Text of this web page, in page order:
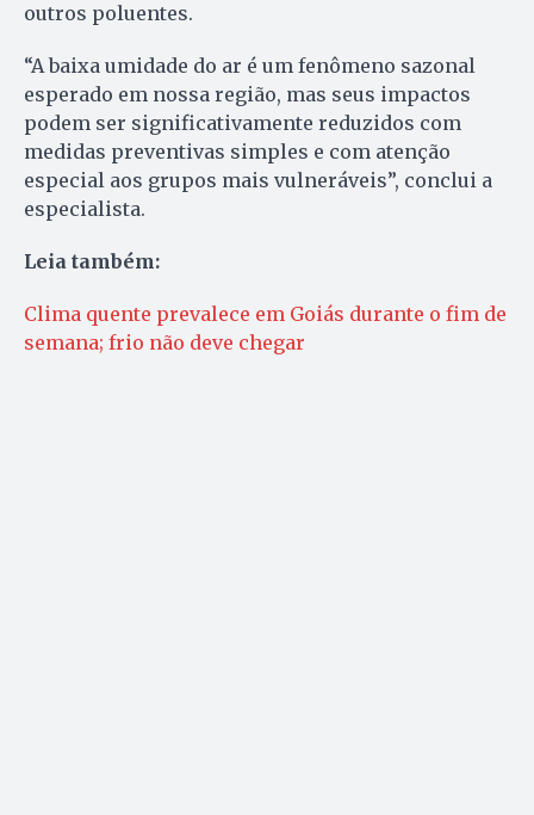
outros poluentes.
“A baixa umidade do ar é um fenômeno sazonal
esperado em nossa região, mas seus impactos
podem ser significativamente reduzidos com
medidas preventivas simples e com atenção
especial aos grupos mais vulneráveis”, conclui a
especialista.
Leia também:
Clima quente prevalece em Goiás durante o fim de
semana; frio não deve chegar